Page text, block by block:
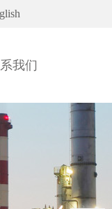
我们